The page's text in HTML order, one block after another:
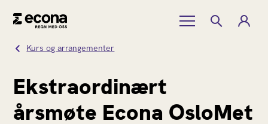
Kurs og arrangementer
Ekstraordinært
årsmøte Econa OsloMet